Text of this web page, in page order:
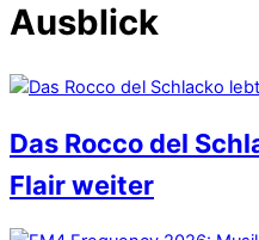
Ausblick
Das Rocco del
Flair weiter